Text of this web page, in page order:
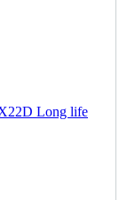
Long life